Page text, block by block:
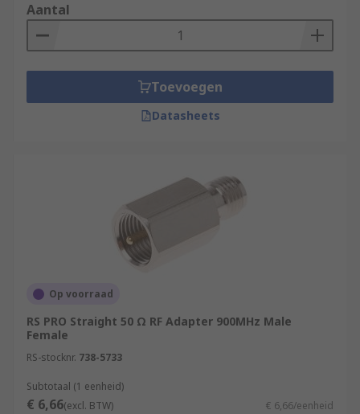
Aantal
Toevoegen
Datasheets
Op voorraad
RS PRO Straight 50 Ω RF Adapter 900MHz Male
Female
RS-stocknr. 738-5733
Subtotaal (1 eenheid)
€ 6,66(excl. BTW) € 6,66/eenheid